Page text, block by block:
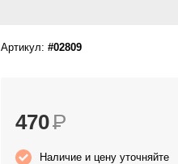
Артикул: #02809
470Р
Наличие и цену уточняйте